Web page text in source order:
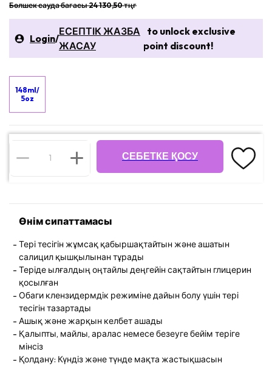
Бөлшек сауда бағасы 24 130,50 тңг
Login/
ЕСЕПТІК ЖАЗБА
ЖАСАУ
to unlock exclusive
point discount!
148ml/
5oz
CЕБЕТКЕ ҚОСУ
Өнім сипаттамасы
Тері тесігін жұмсақ қабыршақтайтын және ашатын
салицил қышқылынан тұрады
Теріде ылғалдың оңтайлы деңгейін сақтайтын глицерин
қосылған
Обаги клензидермдік режиміне дайын болу үшін тері
тесігін тазартады
Ашық және жарқын келбет ашады
Қалыпты, майлы, аралас немесе безеуге бейім теріге
мінсіз
Қолдану: Күндіз және түнде мақта жастықшасын